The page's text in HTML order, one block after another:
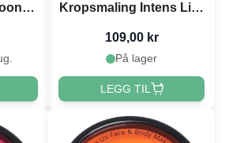
Kropsmaling Intens Lilla
109,00 kr
På lager
LEGG TIL